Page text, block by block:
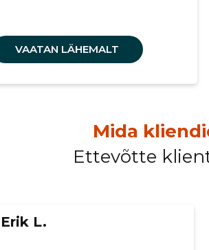
VAATAN LÄHEMALT
Mida
Ettevõtte
Erik L.